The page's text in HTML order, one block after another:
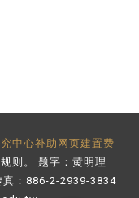
中心补助网页建置费
则 。 题字：黄明理
：886-2-2939-3834